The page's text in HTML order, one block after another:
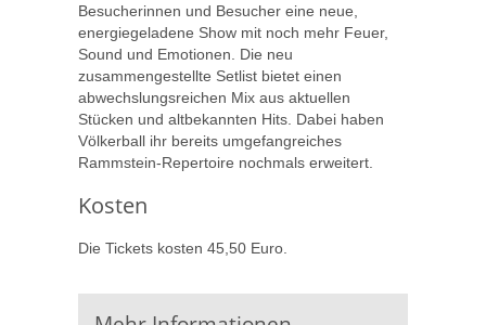
Besucherinnen und Besucher eine neue,
energiegeladene Show mit noch mehr Feuer,
Sound und Emotionen. Die neu
zusammengestellte Setlist bietet einen
abwechslungsreichen Mix aus aktuellen
Stücken und altbekannten Hits. Dabei haben
Völkerball ihr bereits umgefangreiches
Rammstein-Repertoire nochmals erweitert.
Kosten
Die Tickets kosten 45,50 Euro.